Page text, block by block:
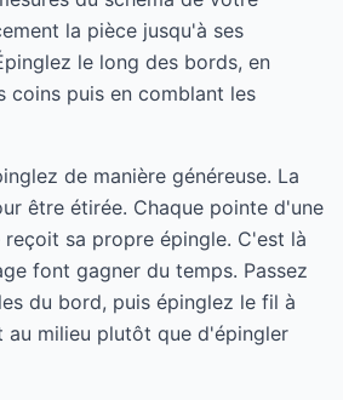
la pièce jusqu'à ses
le long des bords, en
coins puis en comblant les
de manière généreuse. La
être étirée. Chaque pointe d'une
sa propre épingle. C'est là
font gagner du temps. Passez
du bord, puis épinglez le fil à
au milieu plutôt que d'épingler